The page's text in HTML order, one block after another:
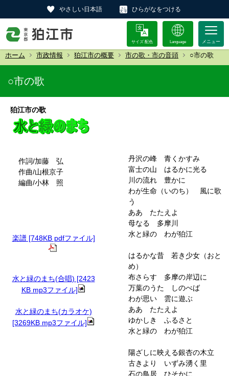
やさしい日本語 ひらがなをつける
サイズ 配色 Language
ホーム 市政情報 狛江市の概要 市の歌・市の音頭 ○市の歌
○市の歌
狛江市の歌
作詞/加藤 弘
作曲/山根京子
編曲/小林 照
楽譜 [748KB pdfファイル]
水と緑のまち(合唱) [2423
KB mp3ファイル]
水と緑のまち(カラオケ)
[3269KB mp3ファイル]
丹沢の峰 青くかすみ
富士の山 はるかに光る
川の流れ 豊かに
わが生命（いのち） 風に歌
う
ああ たたえよ
母なる 多摩川
水と緑の わが狛江
はるかな昔 若き少女（おと
め）
布さらす 多摩の岸辺に
万葉のうた しのべば
わが思い 雲に遊ぶ
ああ たたえよ
ゆかしき ふるさと
水と緑の わが狛江
陽ざしに映える銀杏の木立
古きより いずみ湧く里
石の鳥居 ひそかに